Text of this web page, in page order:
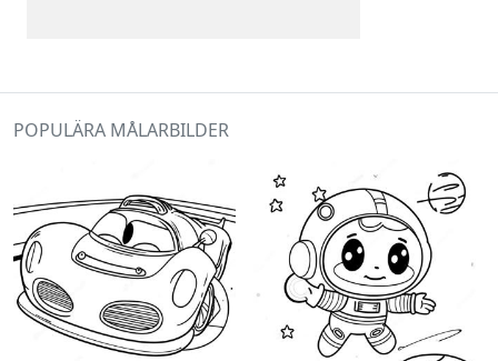
POPULÄRA MÅLARBILDER